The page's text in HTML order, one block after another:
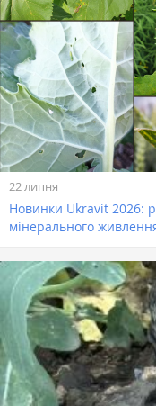
22 липня
Новинки Ukravit 2026:
мінерального